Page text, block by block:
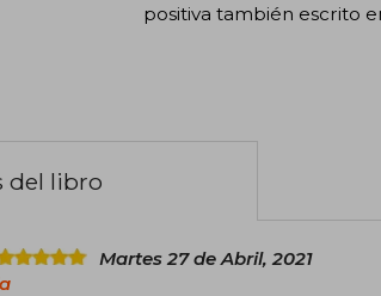
positiva también escrito
del libro
Martes 27 de Abril, 2021